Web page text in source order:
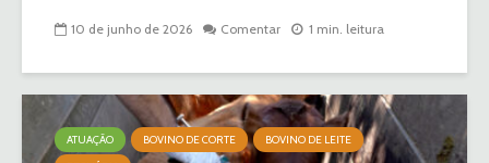
10 de junho de 2026 Comentar 1 min. leitura
ATUAÇÃO BOVINO DE CORTE
BOVINO DE LEITE